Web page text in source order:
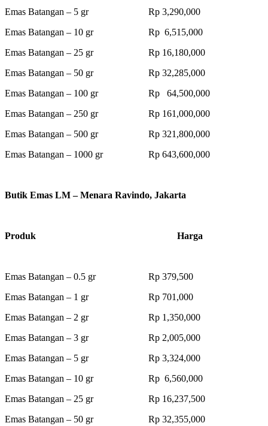
Emas Batangan – 5 gr Rp 3,290,000
Emas Batangan – 10 gr Rp 6,515,000
Emas Batangan – 25 gr Rp 16,180,000
Emas Batangan – 50 gr Rp 32,285,000
Emas Batangan – 100 gr Rp 64,500,000
Emas Batangan – 250 gr Rp 161,000,000
Emas Batangan – 500 gr Rp 321,800,000
Emas Batangan – 1000 gr Rp 643,600,000
Butik Emas LM – Menara Ravindo, Jakarta
Produk Harga
Emas Batangan – 0.5 gr Rp 379,500
Emas Batangan – 1 gr Rp 701,000
Emas Batangan – 2 gr Rp 1,350,000
Emas Batangan – 3 gr Rp 2,005,000
Emas Batangan – 5 gr Rp 3,324,000
Emas Batangan – 10 gr Rp 6,560,000
Emas Batangan – 25 gr Rp 16,237,500
Emas Batangan – 50 gr Rp 32,355,000